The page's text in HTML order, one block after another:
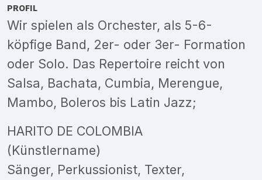
PROFIL
Wir spielen als Orchester, als 5-6-
köpfige Band, 2er- oder 3er- Formation
oder Solo. Das Repertoire reicht von
Salsa, Bachata, Cumbia, Merengue,
Mambo, Boleros bis Latin Jazz;
HARITO DE COLOMBIA
(Künstlername)
Sänger, Perkussionist, Texter,